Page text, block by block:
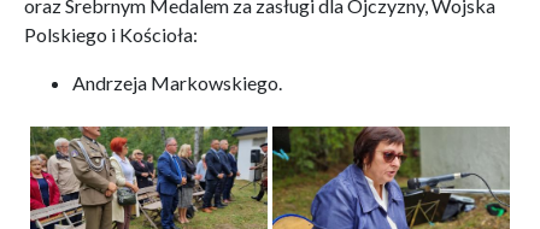
oraz Srebrnym Medalem za zasługi dla Ojczyzny, Wojska
Polskiego i Kościoła:
Andrzeja Markowskiego.